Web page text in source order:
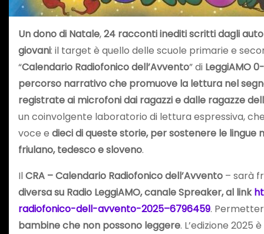
Un dono di Natale,24 racconti inediti scritti dagli
giovani: il target è quello delle scuole primarie e
“Calendario Radiofonico dell’Avvento” di LeggiAMO
percorso narrativo che promuove la lettura nel
registrate ai microfoni dai ragazzi e dalle ragazze
un coinvolgente laboratorio di lettura espressiva,
voce e dieci di queste storie, per sostenere le
friulano, tedesco e sloveno.
IlCRA – Calendario Radiofonico dell’Avvento – sarà
diversa su Radio LeggiAMO,canale Spreaker,al link
radiofonico-dell-avvento-2025–6796459.
bambine che non possono leggere. L’edizione